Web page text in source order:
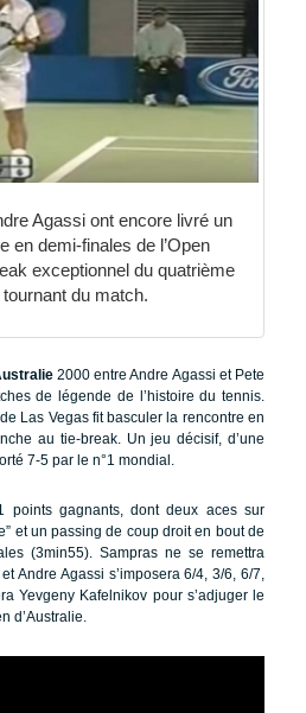
Agassi ont encore livré un
en demi-finales de l’Open
exceptionnel du quatrième
du match.
2000 entre Andre Agassi et Pete
de légende de l’histoire du tennis.
Las Vegas fit basculer la rencontre en
au tie-break. Un jeu décisif, d’une
7-5 par le n°1 mondial.
points gagnants, dont deux aces sur
et un passing de coup droit en bout de
(3min55). Sampras ne se remettra
Andre Agassi s’imposera 6/4, 3/6, 6/7,
Yevgeny Kafelnikov pour s’adjuger le
d’Australie.